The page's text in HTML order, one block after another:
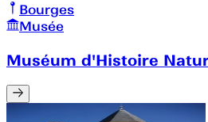
Bourges
Musée
Muséum d'Histoire